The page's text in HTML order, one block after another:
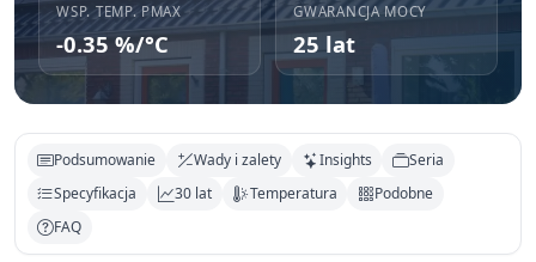
WSP. TEMP. PMAX
-0.35 %/°C
GWARANCJA MOCY
25 lat
Podsumowanie Wady i zalety Insights
Seria
Specyfikacja
30 lat Temperatura
Podobne
FAQ